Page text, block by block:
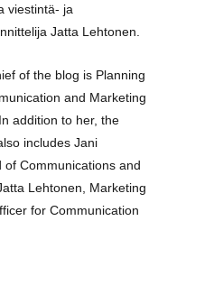
viestintä- ja
Jatta Lehtonen.
of the blog is Planning
and Marketing
addition to her, the
includes Jani
of Communications and
Lehtonen, Marketing
for Communication